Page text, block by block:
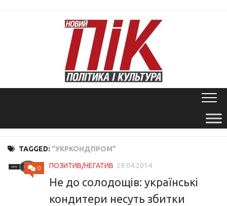
TAGGED: “УКРКОНДПРОМ”
0 ПОЗИТИВ/НЕГАТИВ 29.04.2014
Не до солодощів: українські
кондитери несуть збитки